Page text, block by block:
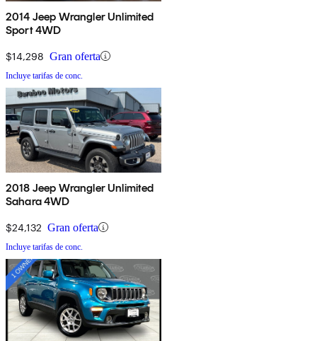
2014 Jeep Wrangler Unlimited
Sport 4WD
$14,298 Gran oferta
Incluye tarifas de conc.
2018 Jeep Wrangler Unlimited
Sahara 4WD
$24,132 Gran oferta
Incluye tarifas de conc.